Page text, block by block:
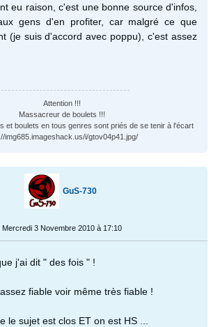
eu raison, c'est une bonne source d'infos,
gens d'en profiter, car malgré ce que
(je suis d'accord avec poppu), c'est assez
Attention !!!
Massacreur de boulets !!!
et boulets en tous genres sont priés de se tenir à l'écart
img685.imageshack.us/i/gtov04p41.jpg/
GuS-730
Mercredi 3 Novembre 2010 à 17:10
j'ai dit " des fois " !
fiable voir même très fiable !
le sujet est clos ET on est HS ...